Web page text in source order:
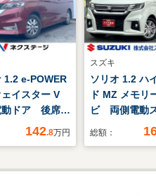
1.2 e-POWER
イスター V
動ドア 後席モ
全周囲カメ
ートキー
142.8万円
スズキ
ソリオ 1.2 ハ
ド MZ メモリ
ビ 両側電動
ドア ドライ
スタート ア
総額：